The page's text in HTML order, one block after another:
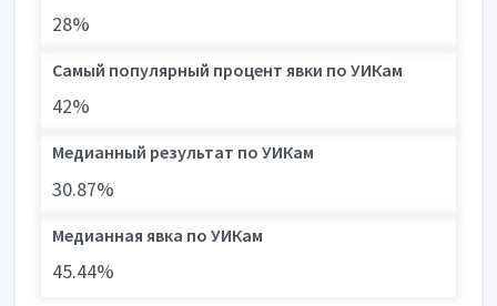
28%
Самый популярный процент явки по УИКам
42%
Медианный результат по УИКам
30.87%
Медианная явка по УИКам
45.44%